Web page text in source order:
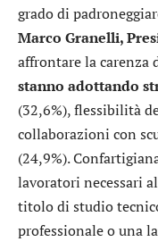
grado di
Marco Granelli,
affrontare la carenza
stanno adottando
(32,6%), flessibilità
collaborazioni con
(24,9%).
lavoratori necessari
titolo di studio
professionale o una